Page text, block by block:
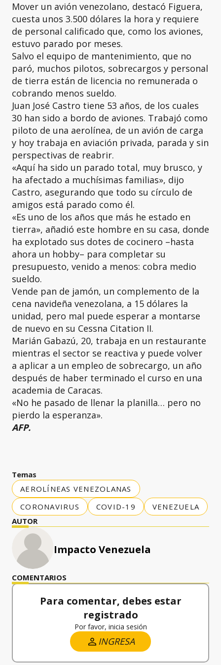
Mover un avión venezolano, destacó Figuera,
cuesta unos 3.500 dólares la hora y requiere
de personal calificado que, como los aviones,
estuvo parado por meses.
Salvo el equipo de mantenimiento, que no
paró, muchos pilotos, sobrecargos y personal
de tierra están de licencia no remunerada o
cobrando menos sueldo.
Juan José Castro tiene 53 años, de los cuales
30 han sido a bordo de aviones. Trabajó como
piloto de una aerolínea, de un avión de carga
y hoy trabaja en aviación privada, parada y sin
perspectivas de reabrir.
«Aquí ha sido un parado total, muy brusco, y
ha afectado a muchísimas familias», dijo
Castro, asegurando que todo su círculo de
amigos está parado como él.
«Es uno de los años que más he estado en
tierra», añadió este hombre en su casa, donde
ha explotado sus dotes de cocinero –hasta
ahora un hobby– para completar su
presupuesto, venido a menos: cobra medio
sueldo.
Vende pan de jamón, un complemento de la
cena navideña venezolana, a 15 dólares la
unidad, pero mal puede esperar a montarse
de nuevo en su Cessna Citation II.
Marián Gabazú, 20, trabaja en un restaurante
mientras el sector se reactiva y puede volver
a aplicar a un empleo de sobrecargo, un año
después de haber terminado el curso en una
academia de Caracas.
«No he pasado de llenar la planilla… pero no
pierdo la esperanza».
AFP.
Temas
AEROLÍNEAS VENEZOLANAS
CORONAVIRUS
COVID-19
VENEZUELA
AUTOR
Impacto Venezuela
COMENTARIOS
Para comentar, debes estar
registrado
Por favor, inicia sesión
INGRESA